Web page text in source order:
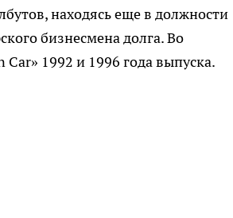
находясь еще в должности
бизнесмена долга. Во
1992 и 1996 года выпуска.